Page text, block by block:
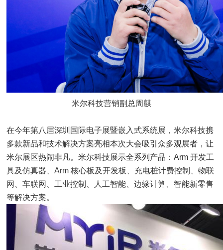
米尔科技营销副总周麒
在今年第八届深圳国际电子展暨嵌入式系统展，米尔科技携
多款新品和技术解决方案亮相本次大会吸引众多观展者，让
米尔展区热闹非凡。米尔科技展示全系列产品：Arm 开发工
具及仿真器、Arm 核心板及开发板、充电桩计费控制、物联
网、车联网、工业控制、人工智能、边缘计算、智能新零售
等解决方案。